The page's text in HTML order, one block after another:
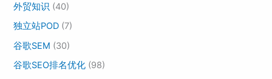
外贸知识 (40)
独立站POD (7)
谷歌SEM (30)
谷歌SEO排名优化 (98)